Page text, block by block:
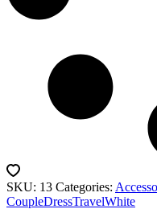
SKU: 13 Categories:
CoupleDressTravelWhite